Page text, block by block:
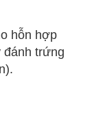
hỗn hợp
đánh trứng